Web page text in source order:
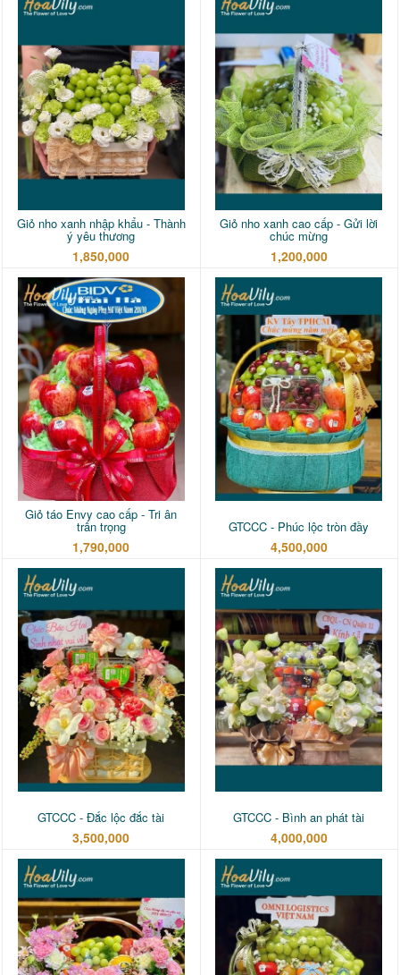
Giỏ nho xanh nhập khẩu - Thành
ý yêu thương
1,850,000
Giỏ nho xanh cao cấp - Gửi lời
chúc mừng
1,200,000
Giỏ táo Envy cao cấp - Tri ân
trân trọng
1,790,000
GTCCC - Phúc lộc tròn đầy
4,500,000
GTCCC - Đắc lộc đắc tài
3,500,000
GTCCC - Bình an phát tài
4,000,000